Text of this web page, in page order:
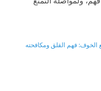
الخوف: فهم القلق ومكافحته